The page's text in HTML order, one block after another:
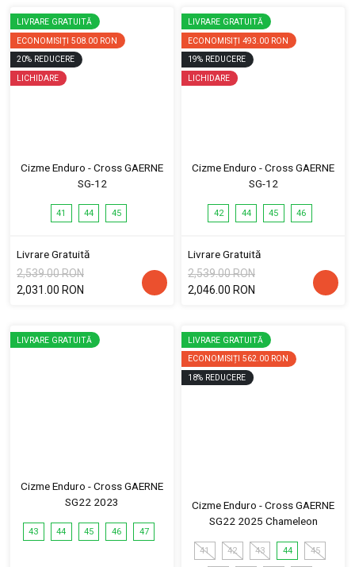
LIVRARE GRATUITĂ
ECONOMISIȚI 508.00 RON
20% REDUCERE
LICHIDARE
Cizme Enduro - Cross GAERNE
SG-12
41 44 45
Livrare Gratuită
2,539.00 RON
2,031.00 RON
LIVRARE GRATUITĂ
ECONOMISIȚI 493.00 RON
19% REDUCERE
LICHIDARE
Cizme Enduro - Cross GAERNE
SG-12
42 44 45 46
Livrare Gratuită
2,539.00 RON
2,046.00 RON
LIVRARE GRATUITĂ
Cizme Enduro - Cross GAERNE
SG22 2023
43 44 45 46 47
LIVRARE GRATUITĂ
ECONOMISIȚI 562.00 RON
18% REDUCERE
Cizme Enduro - Cross GAERNE
SG22 2025 Chameleon
41 42 43 44 45